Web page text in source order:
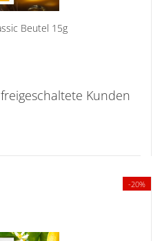
Beutel 15g
Kunden
-20%